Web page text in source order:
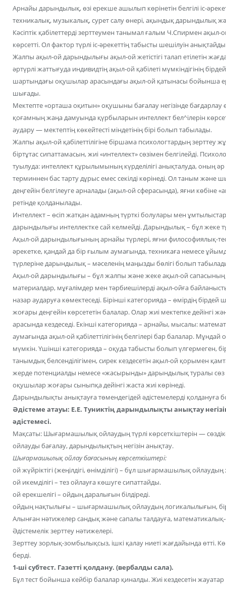
Арнайы дарындылық, өзі ерекше ашылып көрінетін белгілі іс-
техникалық, музыкалық, сурет салу өнері, ақындық дарындылық
Кәсіптік қабілеттерді зерттеумен танымал ғалым Ч.Спирмен
көрсетті. Ол фактор түрлі іс-әрекеттің табысты шешілуін
Жалпы ақыл-ой дарындылығы ақыл-ой жетістігі талап етілетін
әртүрлі жаттығуда индивидтің ақыл-ой қабілеті мүмкіндігінің
шартындағы оқушылар арасындағы ақыл-ой қатынасы бойынша
шығады.
Мектепте «орташа оқитын» оқушыны бағалау негізінде бағдарлау
қоғамның жаңа дамуында қүрбыларын интеллект бел^ілерін
аудару — мектептің көкейтесті міндетінің бірі болып табылады.
Жалпы ақыл-ой қабілеттілігіне біршама психологтардың зерттеу
біртұтас сипаттамасын, жиі «интеллект» сөзімен белгілейді.
туылуда: интеллект құрылымының күрделілігі анықталуда, оның әр
терминнен бас тарту дұрыс емес секілді көрінеді. Ол таным және
деңгейін белгілеуге арналады (ақыл-ой сферасында), яғни көбіне
ретінде қолданылады.
Интеллект – өсіп жатқан адамның түрткі болулары мен
дарындылығы интеллектке сай келмейді. Дарындылық – бұл
Ақыл-ой дарындылығының арнайы түрлері, яғни философиялық-
әрекетке, қандай да бір ғылым аумағында, техникаға немесе
түрлеріне дарындылық – мәселенің маңызды бөлігі болып
Ақыл-ой дарындылығы – бұл жалпы және жеке ақыл-ой сапасының
материалдар, мұғалімдер мен тәрбиешілерді ақыл-ойға
назар аударуға көмектеседі. Бірінші категорияда – өмірдің
жоғары деңгейін көрсететін балалар. Олар жиі мектепке дейінгі
арасында кездеседі. Екінші категорияда – арнайы, мысалы:
аумағында ақыл-ой қабілеттілігінің белгілері бар балалар.
мүмкін. Үшінші категорияда – оқуда табысты болып
танымдық белсенділігімен, сирек кездесетін ақыл-ой қорымен
жерде потенциалды немесе «жасырынды» дарындылық туралы
оқушылар жоғары сыныпқа дейінгі жаста жиі көрінеді.
Дарындылықты анықтауға төмендегідей әдістемелерді қолдануға
Әдістеме атауы: Е.Е. Туниктің дарындылықты анықтау
әдістемесі.
Мақсаты: Шығармашылық ойлаудың түрлі көрсеткіштерін —
ойлауды бағалау, дарындылықтың негізін анықтау.
Шығармашылық ойлау бағасының көрсеткіштері:
ой жүйріктігі (жеңілдігі, өнімділігі) – бұл шығармашылық ойлаудың
ой икемділігі – тез ойлауға көшуге сипаттайды.
ой ерекшелігі – ойдың даралығын білдіреді.
ойдың нақтылығы – шығармашылық ойлаудың логикалылығын,
Алынған нәтижелер сандық және сапалы талдауға,
Әдістемелік зерттеу нәтижелері.
Зерттеу зорлық-зомбылықсыз, ішкі қалау ниеті жағдайында өтті.
берді.
1-ші субтест. Газетті қолдану. (вербалды сала).
Бұл тест бойынша кейбір балалар қиналды. Жиі кездесетін